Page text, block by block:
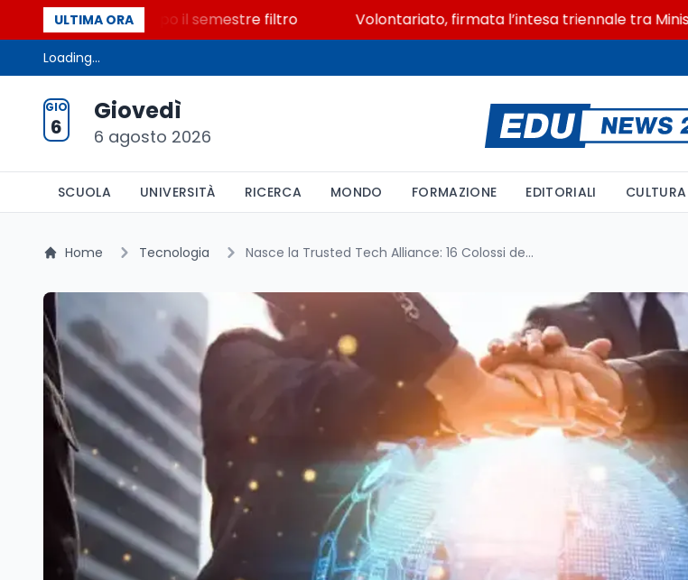
ULTIMA ORA
vacanti dopo il semestre filtro Volontariato, firmata l’intesa triennale tra Ministero
Loading...
GIO
6
Giovedì
6 agosto 2026
SCUOLA UNIVERSITÀ RICERCA MONDO FORMAZIONE EDITORIALI CULTURA
Home Tecnologia Nasce la Trusted Tech Alliance: 16 Colossi del Digitale Siglano un Patto Globale sulla Sicurezza